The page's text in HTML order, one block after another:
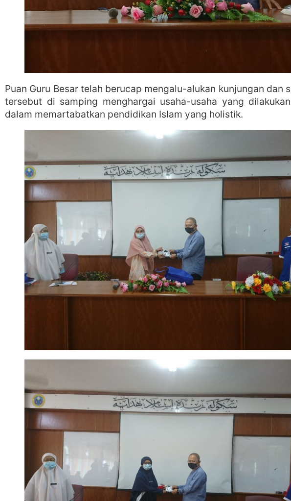
Puan Guru Besar telah berucap mengalu-alukan kunjungan dan
tersebut di samping menghargai usaha-usaha yang
dalam memartabatkan pendidikan Islam yang holistik.